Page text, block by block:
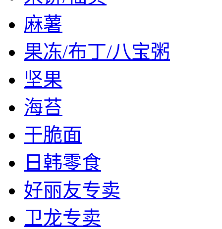
麻薯
果冻/布丁/八宝粥
坚果
海苔
干脆面
日韩零食
好丽友专卖
卫龙专卖